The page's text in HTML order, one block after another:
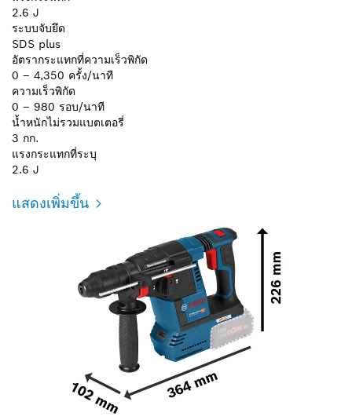
2.6 J
ระบบจับยึด
SDS plus
อัตรากระแทกที่ความเร็วพิกัด
0 – 4,350 ครั้ง/นาที
ความเร็วพิกัด
0 – 980 รอบ/นาที
น้ำหนักไม่รวมแบตเตอรี่
3 กก.
แรงกระแทกที่ระบุ
2.6 J
แสดงเพิ่มขึ้น